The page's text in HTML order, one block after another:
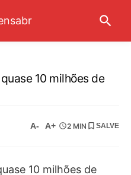
10 milhões de
A- A+ 2 MIN SALVE